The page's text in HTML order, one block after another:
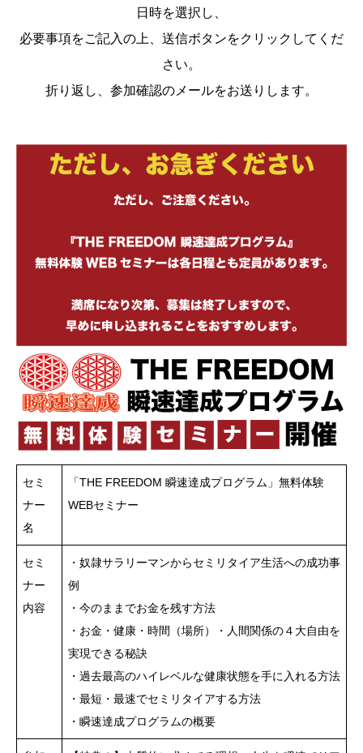
日時を選択し、
必要事項をご記入の上、送信ボタンをクリックしてくだ
さい。
折り返し、参加確認のメールをお送りします。
セミ
ナー
名
「THE FREEDOM 瞬速達成プログラム」無料体験
WEBセミナー
セミ
ナー
内容
・奴隷サラリーマンからセミリタイア生活への成功事
例
・今のままでお金を残す方法
・お金・健康・時間（場所）・人間関係の４大自由を
実現できる秘訣
・過去最高のハイレベルな健康状態を手に入れる方法
・最短・最速でセミリタイアする方法
・瞬速達成プログラムの概要